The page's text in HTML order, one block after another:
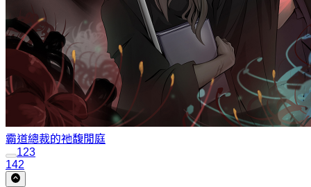
霸道總裁的祂馥閒庭
123
142